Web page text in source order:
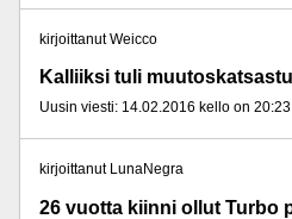
kirjoittanut Weicco
Kalliiksi tuli
Uusin viesti: 14.02.2016 kello on
kirjoittanut LunaNegra